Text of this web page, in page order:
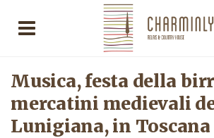
Musica, festa della
mercatini medievali
Lunigiana, in Toscana